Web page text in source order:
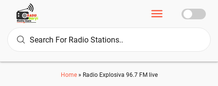
Home» Radio Explosiva 96.7 FM live